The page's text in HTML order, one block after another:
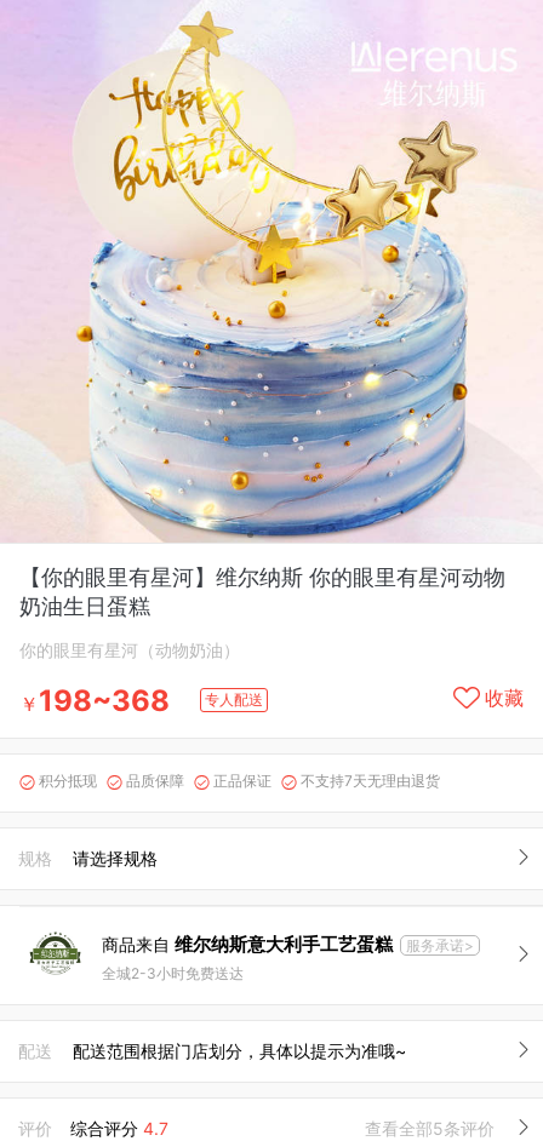
【你的眼里有星河】维尔纳斯 你的眼里有星河动物
奶油生日蛋糕
你的眼里有星河（动物奶油）
￥ 198~368 专人配送 收藏
 积分抵现  品质保障  正品保证  不支持7天无理由退货
规格 请选择规格
商品来自 维尔纳斯意大利手工艺蛋糕
服务承诺>
全城2-3小时免费送达
配送 配送范围根据门店划分，具体以提示为准哦~
评价 综合评分 4.7 查看全部5条评价